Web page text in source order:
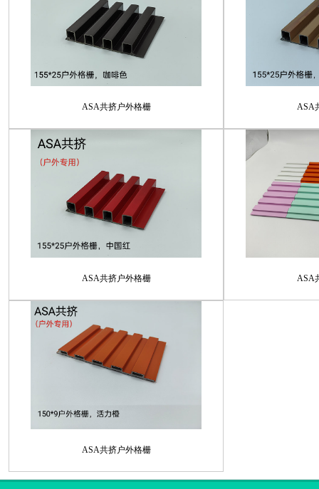
ASA共挤户外格栅 ASA
ASA共挤户外格栅 ASA
ASA共挤户外格栅